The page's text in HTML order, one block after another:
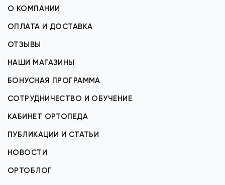
О КОМПАНИИ
ОПЛАТА И ДОСТАВКА
ОТЗЫВЫ
НАШИ МАГАЗИНЫ
БОНУСНАЯ ПРОГРАММА
СОТРУДНИЧЕСТВО И ОБУЧЕНИЕ
КАБИНЕТ ОРТОПЕДА
ПУБЛИКАЦИИ И СТАТЬИ
НОВОСТИ
ОРТОБЛОГ